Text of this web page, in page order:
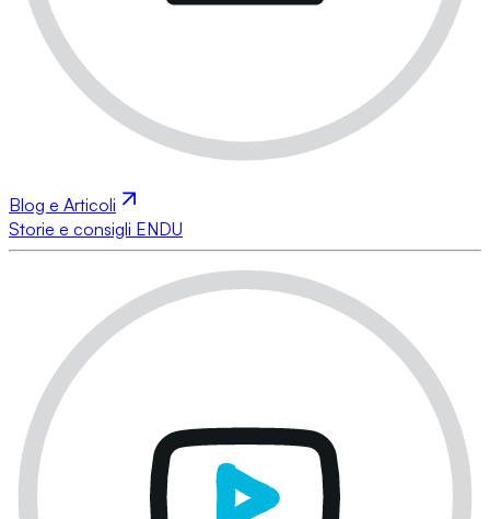
Blog e Articoli
Storie e consigli ENDU